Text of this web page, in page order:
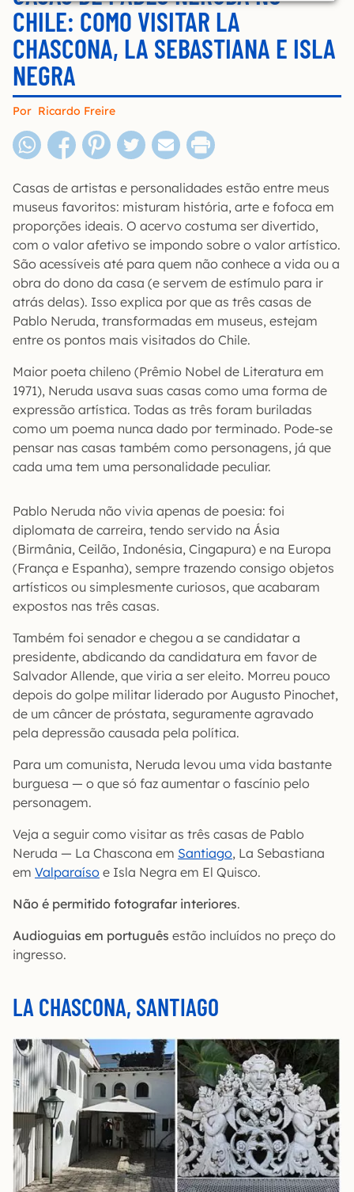
CHILE: COMO VISITAR LA
CHASCONA, LA SEBASTIANA E ISLA
NEGRA
Por Ricardo Freire
Casas de artistas e personalidades estão entre meus
museus favoritos: misturam história, arte e fofoca em
proporções ideais. O acervo costuma ser divertido,
com o valor afetivo se impondo sobre o valor artístico.
São acessíveis até para quem não conhece a vida ou a
obra do dono da casa (e servem de estímulo para ir
atrás delas). Isso explica por que as três casas de
Pablo Neruda, transformadas em museus, estejam
entre os pontos mais visitados do Chile.
Maior poeta chileno (Prêmio Nobel de Literatura em
1971), Neruda usava suas casas como uma forma de
expressão artística. Todas as três foram buriladas
como um poema nunca dado por terminado. Pode-se
pensar nas casas também como personagens, já que
cada uma tem uma personalidade peculiar.
Pablo Neruda não vivia apenas de poesia: foi
diplomata de carreira, tendo servido na Ásia
(Birmânia, Ceilão, Indonésia, Cingapura) e na Europa
(França e Espanha), sempre trazendo consigo objetos
artísticos ou simplesmente curiosos, que acabaram
expostos nas três casas.
Também foi senador e chegou a se candidatar a
presidente, abdicando da candidatura em favor de
Salvador Allende, que viria a ser eleito. Morreu pouco
depois do golpe militar liderado por Augusto Pinochet,
de um câncer de próstata, seguramente agravado
pela depressão causada pela política.
Para um comunista, Neruda levou uma vida bastante
burguesa — o que só faz aumentar o fascínio pelo
personagem.
Veja a seguir como visitar as três casas de Pablo
Neruda — La Chascona em Santiago, La Sebastiana
em Valparaíso e Isla Negra em El Quisco.
Não é permitido fotografar interiores.
Audioguias em português estão incluídos no preço do
ingresso.
LA CHASCONA, SANTIAGO